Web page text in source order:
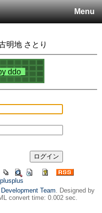
Menu
明地 さとり
Team. Designed by
convert time: 0.002 sec.